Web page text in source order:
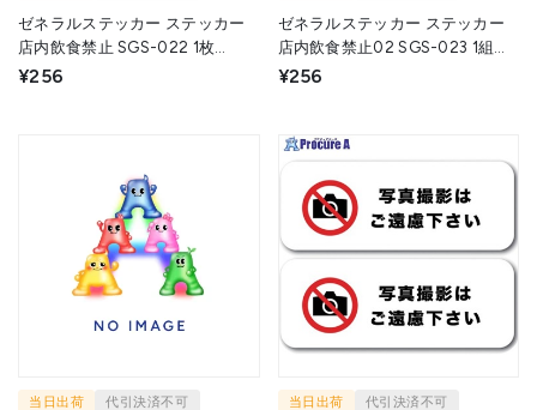
ゼネラルステッカー ステッカー
店内飲食禁止 SGS-022 1枚
▼714-5413
¥256
ゼネラルステッカー ステッカー
店内飲食禁止02 SGS-023 1組
▼714-5436
¥256
当日出荷 代引決済不可 当日出荷 代引決済不可